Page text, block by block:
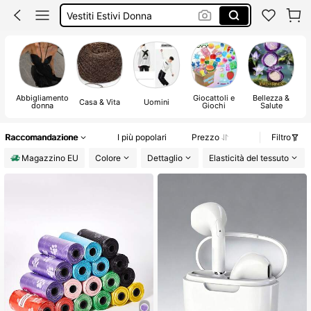
Squishy
Costumi Mare Donna
Abbigliamento
donna Casa & Vita Uomini Giocattoli e
Giochi
Bellezza &
Salute
Raccomandazione I più popolari Prezzo
Filtro
Magazzino EU
Colore Dettaglio Elasticità del tessuto